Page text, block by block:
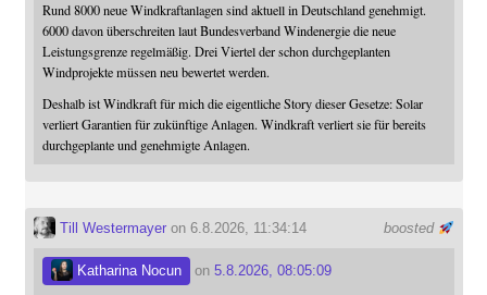
Rund 8000 neue Windkraftanlagen sind aktuell in Deutschland genehmigt.
6000 davon überschreiten laut Bundesverband Windenergie die neue
Leistungsgrenze regelmäßig. Drei Viertel der schon durchgeplanten
Windprojekte müssen neu bewertet werden.
Deshalb ist Windkraft für mich die eigentliche Story dieser Gesetze: Solar
verliert Garantien für zukünftige Anlagen. Windkraft verliert sie für bereits
durchgeplante und genehmigte Anlagen.
boosted
Till Westermayeron 6.8.2026, 11:34:14
Katharina Nocun on 5.8.2026, 08:05:09